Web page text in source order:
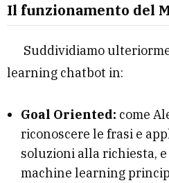
Il funzionamento del
Suddividiamo
learning chatbot in:
Goal Oriented: come
riconoscere le frasi e
soluzioni alla richiesta,
machine learning